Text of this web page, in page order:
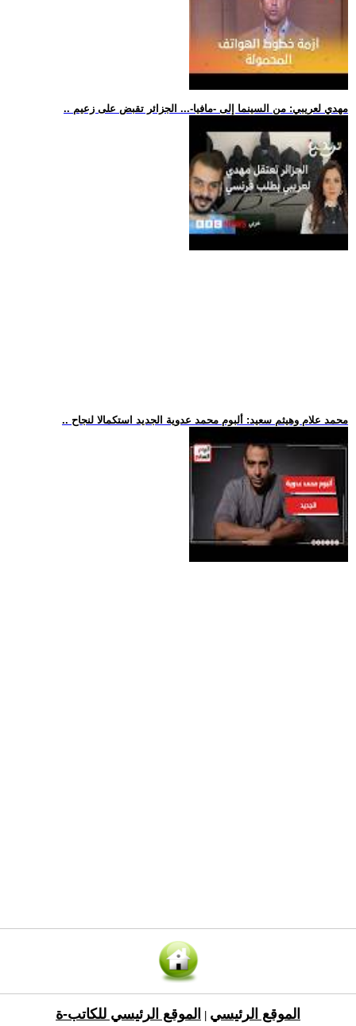
.. مهدي لعريبي: من السينما إلى -مافيا-... الجزائر تقبض على زعيم
.. محمد علام وهيثم سعيد: ألبوم محمد عدوية الجديد استكمالا لنجاح
الموقع الرئيسي الموقع الرئيسي للكاتب-ة